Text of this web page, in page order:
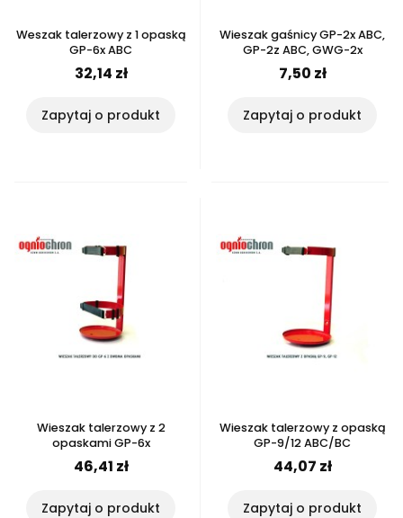
Weszak talerzowy z 1 opaską
GP-6x ABC
32,14 zł
Zapytaj o produkt
Wieszak gaśnicy GP-2x ABC,
GP-2z ABC, GWG-2x
7,50 zł
Zapytaj o produkt
Wieszak talerzowy z 2
opaskami GP-6x
46,41 zł
Zapytaj o produkt
Wieszak talerzowy z opaską
GP-9/12 ABC/BC
44,07 zł
Zapytaj o produkt